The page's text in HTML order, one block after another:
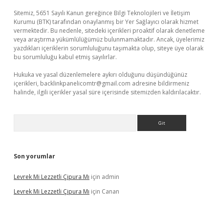
Sitemiz, 5651 Sayılı Kanun gereğince Bilgi Teknolojileri ve İletişim
Kurumu (BTK) tarafından onaylanmış bir Yer Sağlayıcı olarak hizmet
vermektedir. Bu nedenle, sitedeki içerikleri proaktif olarak denetleme
veya araştırma yükümlülüğümüz bulunmamaktadır. Ancak, üyelerimiz
yazdıkları içeriklerin sorumluluğunu taşımakta olup, siteye üye olarak
bu sorumluluğu kabul etmiş sayılırlar.
Hukuka ve yasal düzenlemelere aykırı olduğunu düşündüğünüz
içerikleri, backlinkpanelicomtr@gmail.com adresine bildirmeniz
halinde, ilgili içerikler yasal süre içerisinde sitemizden kaldırılacaktır.
Son yorumlar
Levrek Mi Lezzetli Çipura Mı için admin
Levrek Mi Lezzetli Çipura Mı için Canan